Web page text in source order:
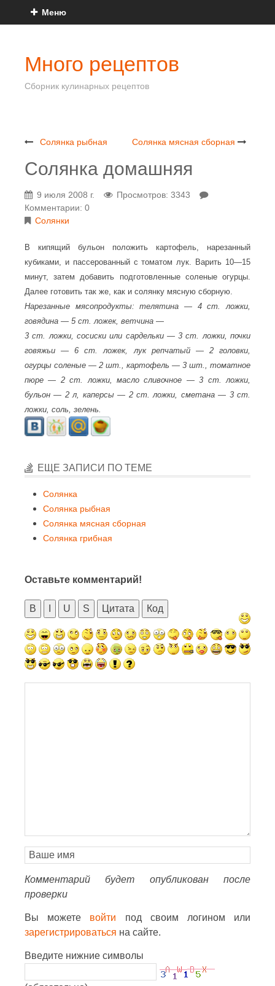
Меню
Много рецептов
Сборник кулинарных рецептов
Солянка рыбная Солянка мясная сборная
Солянка домашняя
9 июля 2008 г.
Просмотров: 3343
Комментарии: 0
Солянки
В кипящий бульон положить картофель, нарезанный
кубиками, и пассерованный с томатом лук. Варить 10—15
минут, затем добавить подготовленные соленые огурцы.
Далее готовить так же, как и солянку мясную сборную.
Нарезанные мясопродукты: телятина — 4 ст. ложки,
говядина — 5 ст. ложек, ветчина —
3 ст. ложки, сосиски или сардельки — 3 ст. ложки, почки
говяжьи — 6 ст. ложек, лук репчатый — 2 головки,
огурцы соленые — 2 шт., картофель — 3 шт., томатное
пюре — 2 ст. ложки, масло сливочное — 3 ст. ложки,
бульон — 2 л, каперсы — 2 ст. ложки, сметана — 3 ст.
ложки, соль, зелень.
ЕЩЕ ЗАПИСИ ПО ТЕМЕ
Солянка
Солянка рыбная
Солянка мясная сборная
Солянка грибная
Оставьте комментарий!
B U S Цитата Код
Комментарий будет опубликован после
проверки
Вы можете войти под своим логином или
зарегистрироваться на сайте.
Введите нижние символы